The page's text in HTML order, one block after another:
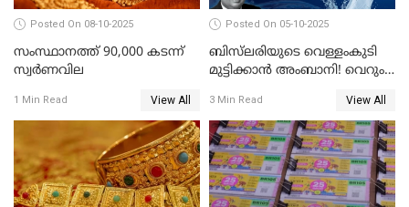
Posted On 08-10-2025
സംസ്ഥാനത്ത് 90,000 കടന്ന്
സ്വര്‍ണവില
1 Min Read View All
Posted On 05-10-2025
ബിസ്‌ലരിയുടെ വെള്ളംകുടി
മുട്ടിക്കാൻ അംബാനി! വെറും
3 Min Read View All